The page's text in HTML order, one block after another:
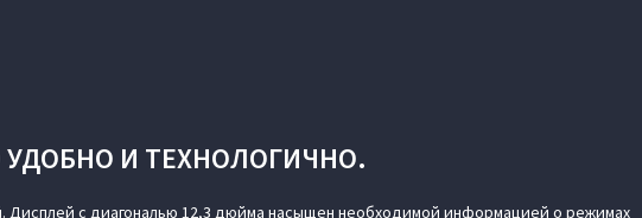
И ТЕХНОЛОГИЧНО.
Дисплей с диагональю 12,3 дюйма насыщен необходимой информацией о режимах